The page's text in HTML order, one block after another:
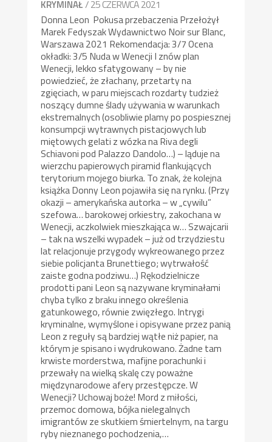
KRYMINAŁ/ 25 CZERWCA 2021
Donna Leon Pokusa przebaczenia Przełożył
Marek Fedyszak Wydawnictwo Noir sur Blanc,
Warszawa 2021 Rekomendacja: 3/7 Ocena
okładki: 3/5 Nuda w Wenecji I znów plan
Wenecji, lekko sfatygowany – by nie
powiedzieć, że złachany, przetarty na
zgięciach, w paru miejscach rozdarty tudzież
noszący dumne ślady używania w warunkach
ekstremalnych (osobliwie plamy po pospiesznej
konsumpcji wytrawnych pistacjowych lub
miętowych gelati z wózka na Riva degli
Schiavoni pod Palazzo Dandolo…) – ląduje na
wierzchu papierowych piramid flankujących
terytorium mojego biurka. To znak, że kolejna
książka Donny Leon pojawiła się na rynku. (Przy
okazji – amerykańska autorka – w „cywilu”
szefowa… barokowej orkiestry, zakochana w
Wenecji, aczkolwiek mieszkająca w… Szwajcarii
– tak na wszelki wypadek – już od trzydziestu
lat relacjonuje przygody wykreowanego przez
siebie policjanta Brunettiego; wytrwałość
zaiste godna podziwu…) Rękodzielnicze
prodotti pani Leon są nazywane kryminałami
chyba tylko z braku innego określenia
gatunkowego, równie zwięzłego. Intrygi
kryminalne, wymyślone i opisywane przez panią
Leon z reguły są bardziej wątłe niż papier, na
którym je spisano i wydrukowano. Żadne tam
krwiste morderstwa, mafijne porachunki i
przewały na wielką skalę czy poważne
międzynarodowe afery przestępcze. W
Wenecji? Uchowaj boże! Mord z miłości,
przemoc domowa, bójka nielegalnych
imigrantów ze skutkiem śmiertelnym, na targu
ryby nieznanego pochodzenia,…